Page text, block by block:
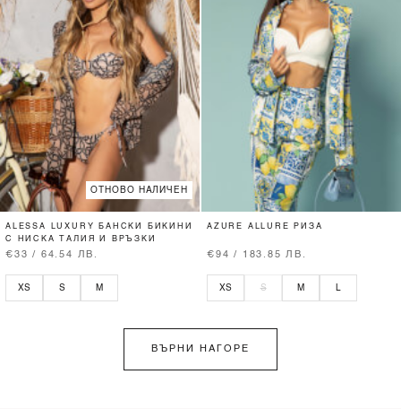
ОТНОВО НАЛИЧЕН
ALESSA LUXURY БАНСКИ БИКИНИ
С НИСКА ТАЛИЯ И ВРЪЗКИ
€33 / 64.54 ЛВ.
XS S M
AZURE ALLURE РИЗА
€94 / 183.85 ЛВ.
XS S M L
ВЪРНИ НАГОРЕ